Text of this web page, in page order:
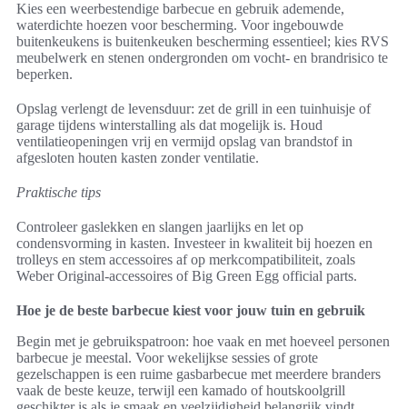
Kies een weerbestendige barbecue en gebruik ademende,
waterdichte hoezen voor bescherming. Voor ingebouwde
buitenkeukens is buitenkeuken bescherming essentieel; kies RVS
meubelwerk en stenen ondergronden om vocht- en brandrisico te
beperken.
Opslag verlengt de levensduur: zet de grill in een tuinhuisje of
garage tijdens winterstalling als dat mogelijk is. Houd
ventilatieopeningen vrij en vermijd opslag van brandstof in
afgesloten houten kasten zonder ventilatie.
Praktische tips
Controleer gaslekken en slangen jaarlijks en let op
condensvorming in kasten. Investeer in kwaliteit bij hoezen en
trolleys en stem accessoires af op merkcompatibiliteit, zoals
Weber Original-accessoires of Big Green Egg official parts.
Hoe je de beste barbecue kiest voor jouw tuin en gebruik
Begin met je gebruikspatroon: hoe vaak en met hoeveel personen
barbecue je meestal. Voor wekelijkse sessies of grote
gezelschappen is een ruime gasbarbecue met meerdere branders
vaak de beste keuze, terwijl een kamado of houtskoolgrill